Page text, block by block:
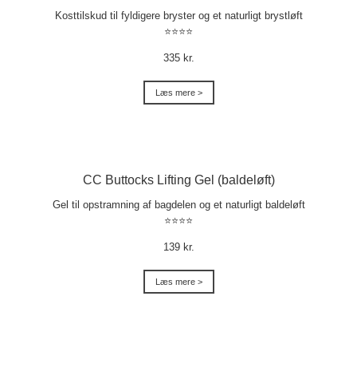
Kosttilskud til fyldigere bryster og et naturligt brystløft
⭐⭐⭐⭐
335 kr.
Læs mere >
CC Buttocks Lifting Gel (baldeløft)
Gel til opstramning af bagdelen og et naturligt baldeløft
⭐⭐⭐⭐
139 kr.
Læs mere >